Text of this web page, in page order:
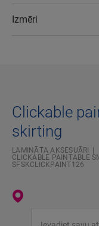
Izmēri
Clickable
skirting
LAMINĀTA AKSESUĀRI
CLICKABLE PAINTABLE
SFSKCLICKPAINT126